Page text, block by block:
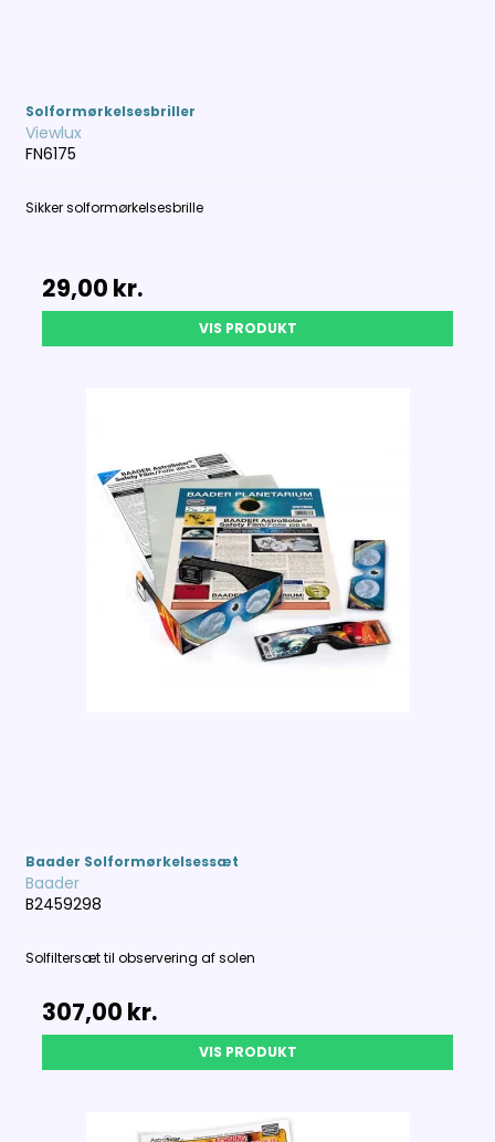
Solformørkelsesbriller
Viewlux
FN6175
Sikker solformørkelsesbrille
29,00 kr.
VIS PRODUKT
Baader Solformørkelsessæt
Baader
B2459298
Solfiltersæt til observering af solen
307,00 kr.
VIS PRODUKT